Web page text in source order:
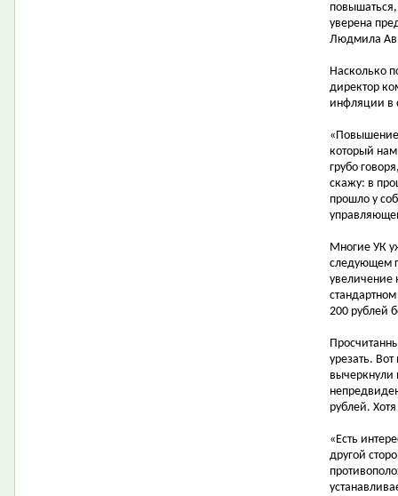
уверена
Людмила
Насколько
директор
инфляции в
«Повышение
который нам
грубо
скажу: в
прошло у
Многие УК
следующем
увеличение
200 рублей
урезать.
вычеркнули
рублей.
«Есть
другой